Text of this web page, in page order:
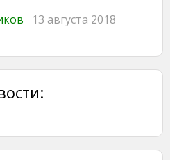
13 августа 2018